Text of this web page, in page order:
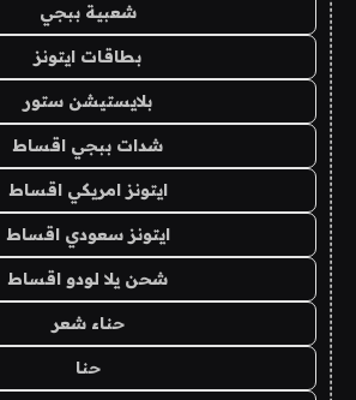
شعبية ببجي
بطاقات ايتونز
بلايستيشن ستور
شدات ببجي اقساط
ايتونز امريكي اقساط
ايتونز سعودي اقساط
شحن يلا لودو اقساط
حناء شعر
حنا